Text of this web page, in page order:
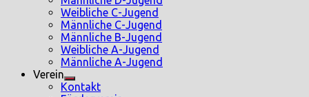
Weibliche C-Jugend
Männliche C-Jugend
Männliche B-Jugend
Weibliche A-Jugend
Männliche A-Jugend
Verein
Show
Kontakt